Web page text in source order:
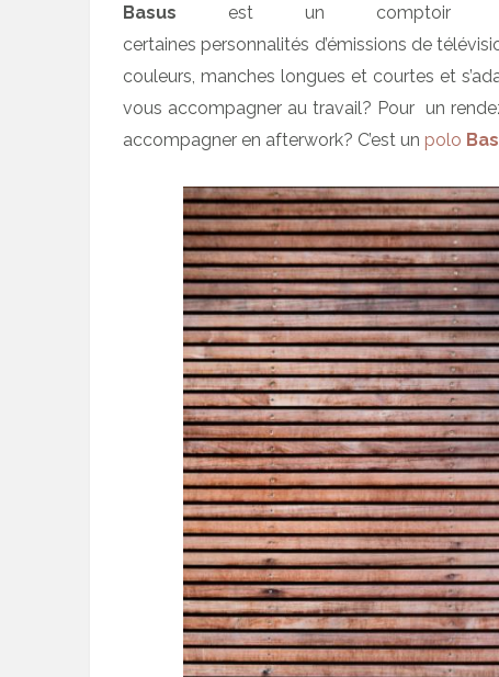
Basus est un comptoir
certaines personnalités d’émissions de
couleurs, manches longues et courtes et
vous accompagner au travail? Pour un
accompagner en afterwork? C’est un polo